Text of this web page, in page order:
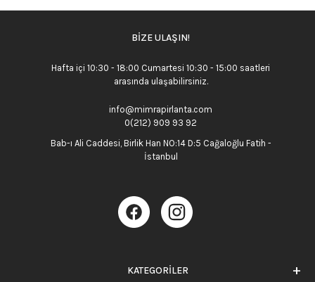
BİZE ULAŞIN!
Hafta içi 10:30 - 18:00 Cumartesi 10:30 - 15:00 saatleri
arasında ulaşabilirsiniz.
info@mimrapirlanta.com
0(212) 909 93 92
Bab-ı Ali Caddesi, Birlik Han NO:14 D:5 Cağaloğlu Fatih -
İstanbul
KATEGORİLER